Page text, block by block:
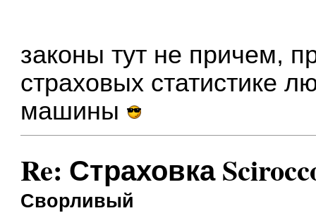
законы тут не причем,
страховых статистике
машины
Re: Страховка
Сворливый